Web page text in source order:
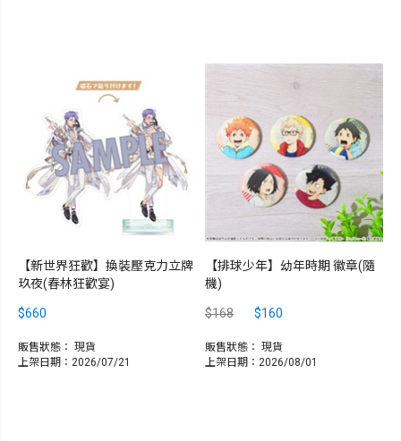
【新世界狂歡】換裝壓克力立牌
玖夜(春林狂歡宴)
$660
販售狀態： 現貨
上架日期：2026/07/21
【排球少年】幼年時期 徽章(隨
機)
$168 $160
販售狀態： 現貨
上架日期：2026/08/01